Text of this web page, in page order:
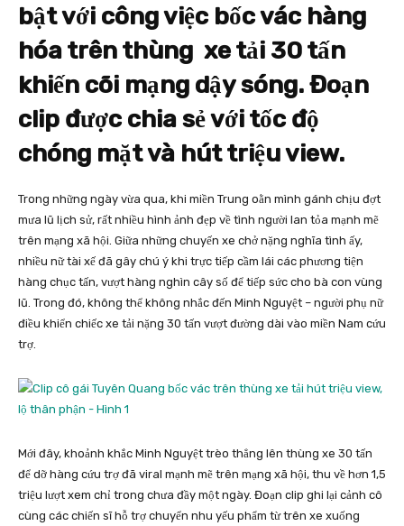
bật với công việc bốc vác hàng
hóa trên thùng xe tải 30 tấn
khiến cõi mạng dậy sóng. Đoạn
clip được chia sẻ với tốc độ
chóng mặt và hút triệu view.
Trong những ngày vừa qua, khi miền Trung oằn mình gánh chịu đợt
mưa lũ lịch sử, rất nhiều hình ảnh đẹp về tình người lan tỏa mạnh mẽ
trên mạng xã hội. Giữa những chuyến xe chở nặng nghĩa tình ấy,
nhiều nữ tài xế đã gây chú ý khi trực tiếp cầm lái các phương tiện
hàng chục tấn, vượt hàng nghìn cây số để tiếp sức cho bà con vùng
lũ. Trong đó, không thể không nhắc đến Minh Nguyệt – người phụ nữ
điều khiển chiếc xe tải nặng 30 tấn vượt đường dài vào miền Nam cứu
trợ.
Mới đây, khoảnh khắc Minh Nguyệt trèo thẳng lên thùng xe 30 tấn
để dỡ hàng cứu trợ đã viral mạnh mẽ trên mạng xã hội, thu về hơn 1,5
triệu lượt xem chỉ trong chưa đầy một ngày. Đoạn clip ghi lại cảnh cô
cùng các chiến sĩ hỗ trợ chuyển nhu yếu phẩm từ trên xe xuống